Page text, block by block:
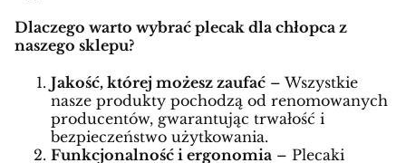
Dlaczego warto wybrać plecak dla chłopca z
naszego sklepu?
Jakość, której możesz zaufać – Wszystkie
nasze produkty pochodzą od renomowanych
producentów, gwarantując trwałość i
bezpieczeństwo użytkowania.
Funkcjonalność i ergonomia – Plecaki